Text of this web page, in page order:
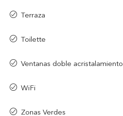
Terraza
Toilette
Ventanas doble acristalamiento
WiFi
Zonas Verdes